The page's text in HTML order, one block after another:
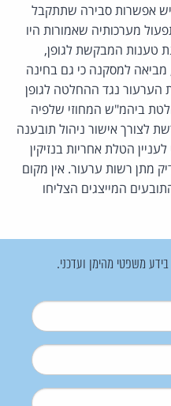
אפשרות סבירה שתתקבל
מערכותיה שאמורות היו
טענות המבקשת לגופן,
מביאה למסקנה כי גם בחינה
נגד ההחלטה לגופן
ביהמ"ש המחוזי שלפיה
לצורך אישור ניהול תובענה
הטלת אחריות בנזיקין
מתן רשות ערעור. אין מקום
המייצגים הצליחו
משפטי מהימן ועדכני.